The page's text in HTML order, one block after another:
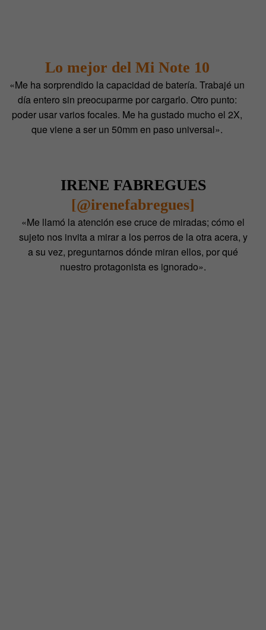
Lo mejor del Mi Note 10
«Me ha sorprendido la capacidad de batería. Trabajé un
día entero sin preocuparme por cargarlo. Otro punto:
poder usar varios focales. Me ha gustado mucho el 2X,
que viene a ser un 50mm en paso universal».
IRENE FABREGUES
[@irenefabregues]
«Me llamó la atención ese cruce de miradas; cómo el
sujeto nos invita a mirar a los perros de la otra acera, y
a su vez, preguntarnos dónde miran ellos, por qué
nuestro protagonista es ignorado».